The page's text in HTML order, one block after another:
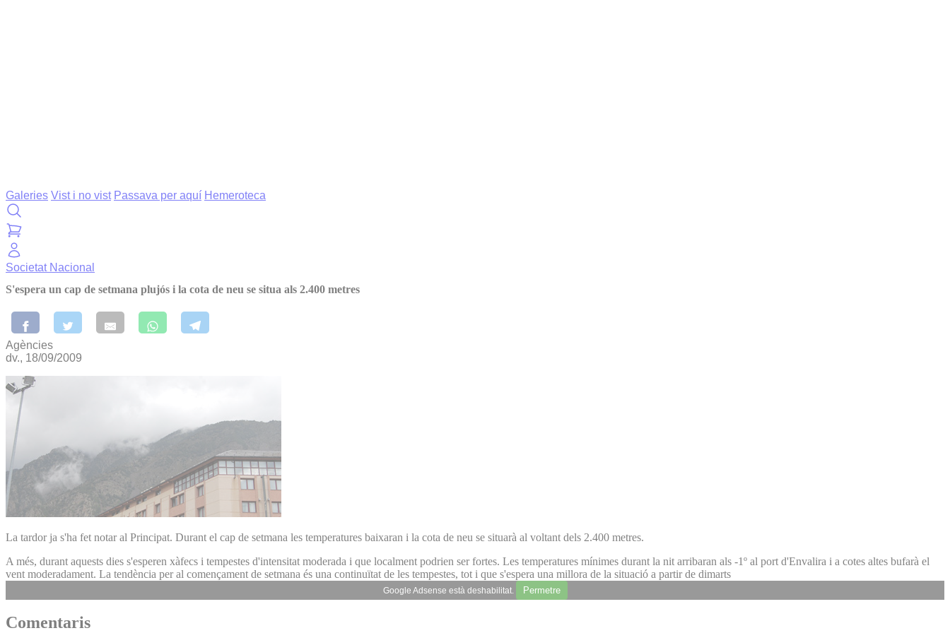
Galeries Vist i no vist Passava per aquí Hemeroteca
Societat Nacional
S'espera un cap de setmana plujós i la cota de neu se situa als 2.400 metres
Agències
dv., 18/09/2009
La tardor ja s'ha fet notar al Principat. Durant el cap de setmana les temperatures baixaran i la cota de neu se situarà al voltant dels 2.400 metres.
A més, durant aquests dies s'esperen xàfecs i tempestes d'intensitat moderada i que localment podrien ser fortes. Les temperatures mínimes durant la nit arribaran als -1º al port d'Envalira i a cotes altes bufarà el
vent moderadament. La tendència per al començament de setmana és una continuïtat de les tempestes, tot i que s'espera una millora de la situació a partir de dimarts
Google Adsense està deshabilitat. Permetre
Comentaris